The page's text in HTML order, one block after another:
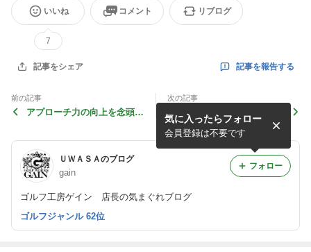
いいね
7
コメント リブログ
記事をシェア 記事を報告する
前の記事
アプローチ力の向上を念頭
次の記事
やっぱり揃い踏みモデルでコ
ンプリート！
ＵＷＡＳＡのブログ
gain
ゴルフ工房ゲイン 店長の気まぐれブログ
気に入ったらフォロー
会員登録は不要です
フォロー
ゴルフジャンル 62位